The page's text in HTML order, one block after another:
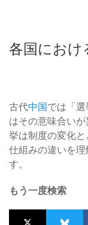
各国におけ
古代中国では「
はその意味合い
挙は制度の変化
仕組みの違いを
す。
もう一度検索